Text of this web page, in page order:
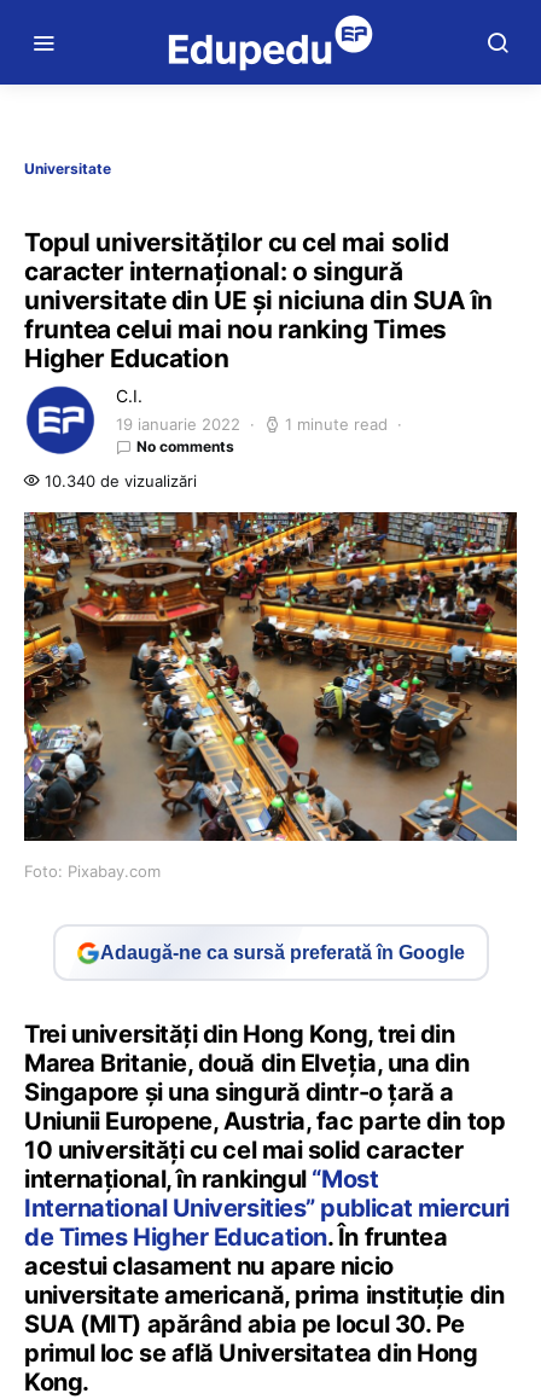
Universitate
Topul universităților cu cel mai solid
caracter internațional: o singură
universitate din UE și niciuna din SUA în
fruntea celui mai nou ranking Times
Higher Education
C.I.
19 ianuarie 2022 1 minute read
No comments
10.340 de vizualizări
Foto: Pixabay.com
Adaugă-ne ca sursă preferată în Google
Trei universități din Hong Kong, trei din
Marea Britanie, două din Elveția, una din
Singapore și una singură dintr-o țară a
Uniunii Europene, Austria, fac parte din top
10 universități cu cel mai solid caracter
internațional, în rankingul “Most
International Universities” publicat miercuri
de Times Higher Education. În fruntea
acestui clasament nu apare nicio
universitate americană, prima instituție din
SUA (MIT) apărând abia pe locul 30. Pe
primul loc se află Universitatea din Hong
Kong.